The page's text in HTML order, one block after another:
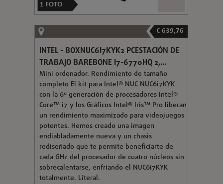
1 FOTO
€ 639,76
INTEL - BOXNUC6I7KYK2 PCESTACIÓN DE
TRABAJO BAREBONE I7-6770HQ 2,...
Mini ordenador. Rendimiento de tamaño
completo El kit para Intel® NUC NUC6i7KYK
con la 6ª generación de procesadores Intel®
Core™ i7 y los Gráficos Intel® Iris™ Pro liberan
un rendimiento maximizado para videojuegos
potentes. Hemos creado una imagen
endiabladamente nueva y un chasis
rediseñado que te permite beneficiarte de
cada GHz del procesador de cuatro núcleos sin
sobrecalentarse, enfriando el NUC6i7KYK
totalmente. Literal.